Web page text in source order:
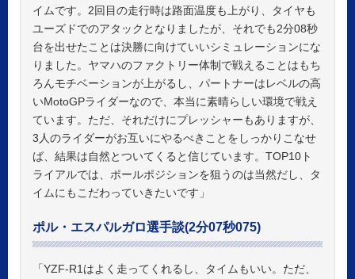
イムです。2回目の走行時は路面温度も上がり、タイヤも
ユーズドでのアタックとなりましたが、それでも2分08秒
台を出せたことは決勝に向けていいシミュレーションにな
りました。ヤマハのファクトリー体制で戦えることはもち
ろんモチベーションが上がるし、パートナーはレベルの高
いMotoGPライダーなので、本当に素晴らしい環境で戦え
ています。ただ、それだけにプレッシャーもありますが、
3人のライダーがお互いにやるべきことをしっかりこなせ
ば、結果は自然とついてくると信じています。TOP10ト
ライアルでは、ポールポジションを狙うのは当然だし、タ
イムにもこだわっていきたいです」
ポル・エスパルガロ選手談(2分07秒075)
「YZF-R1はよく走ってくれるし、タイムもいい。ただ、